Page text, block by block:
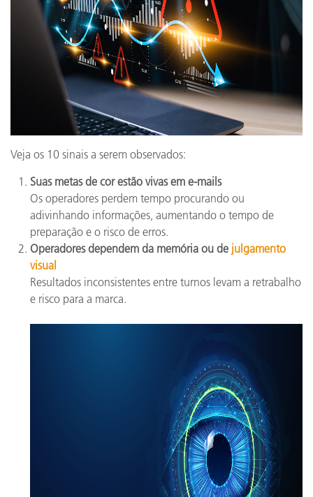
Veja os 10 sinais a serem observados:
Suas metas de cor estão vivas em e-mails
Os operadores perdem tempo procurando ou
adivinhando informações, aumentando o tempo de
preparação e o risco de erros.
Operadores dependem da memória ou de julgamento
visual
Resultados inconsistentes entre turnos levam a retrabalho
e risco para a marca.